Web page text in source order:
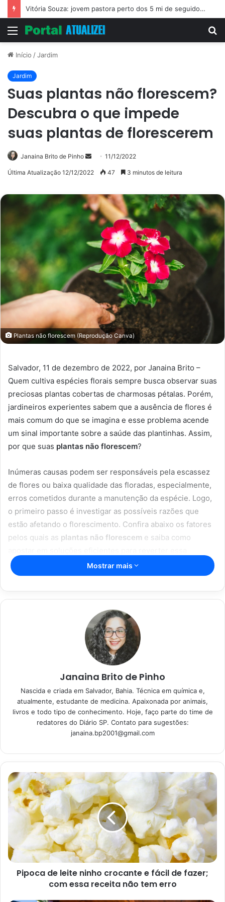
Vitória Souza: jovem pastora perto dos 5 mi de seguidores na web
Menu
Início /Jardim
Jardim
Suas plantas não florescem?
Descubra o que impede
suas plantas de florescerem
Janaina Brito de Pinho
Mande11/12/2022
Última Atualização 12/12/2022 47 3 minutos de leitura
Plantas não florescem (Reprodução Canva)
Salvador, 11 de dezembro de 2022, por Janaina Brito –
Quem cultiva espécies florais sempre busca observar suas
preciosas plantas cobertas de charmosas pétalas. Porém,
jardineiros experientes sabem que a ausência de flores é
mais comum do que se imagina e esse problema acende
um sinal importante sobre a saúde das plantinhas. Assim,
por que suas plantas não florescem?
Inúmeras causas podem ser responsáveis pela escassez
de flores ou baixa qualidade das floradas, especialmente,
erros cometidos durante a manutenção da espécie. Logo,
o primeiro passo é investigar as possíveis razões que
estão afetando o florescimento. Confira abaixo os fatores
pelos quais as plantas não florescem e saiba como
situação.
Artigos relacionados
Espada de São Jorge; com essas dicas
incríveis, sua planta vai durar mais;
confira
16/04/2023
Segredos da jardinagem para
iniciantes: não deixe as suas
plantinhas morrerem
08/01/2023
Plantas não florescem (Reprodução Canva)
Mostrar mais
Janaina Brito de Pinho
Nascida e criada em Salvador, Bahia. Técnica em química e,
atualmente, estudante de medicina. Apaixonada por animais,
livros e todo tipo de conhecimento. Hoje, faço parte do time de
redatores do Diário SP. Contato para sugestões:
janaina.bp2001@gmail.com
Pipoca de leite ninho crocante e fácil de fazer;
com essa receita não tem erro